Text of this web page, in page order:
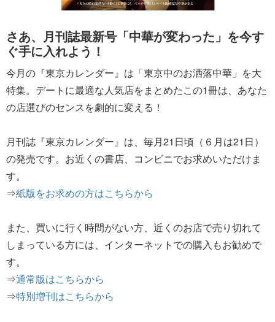
さあ、月刊誌最新号「中華が変わった」を今す
ぐ手に入れよう！
今月の『東京カレンダー』は「東京中のお洒落中華」を大
特集。デートに最適な人気店をまとめたこの1冊は、あなた
の店選びのセンスを劇的に変える！
月刊誌『東京カレンダー』は、毎月21日頃（６月は21日）
の発売です。お近くの書店、コンビニでお求めいただけま
す。
⇒紙版をお求めの方はこちらから
また、買いに行く時間がない方、近くのお店で売り切れて
しまっている方には、インターネットでの購入もお勧めで
す。
⇒通常版はこちらから
⇒特別増刊はこちらから